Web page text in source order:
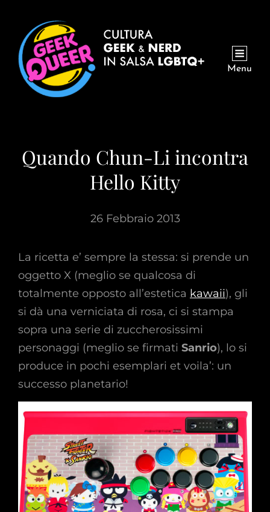
Menu
Quando Chun-Li incontra
Hello Kitty
26 Febbraio 2013
La ricetta e’ sempre la stessa: si prende un
oggetto X (meglio se qualcosa di
totalmente opposto all’estetica kawaii), gli
si dà una verniciata di rosa, ci si stampa
sopra una serie di zuccherosissimi
personaggi (meglio se firmati Sanrio), lo si
produce in pochi esemplari et voila’: un
successo planetario!